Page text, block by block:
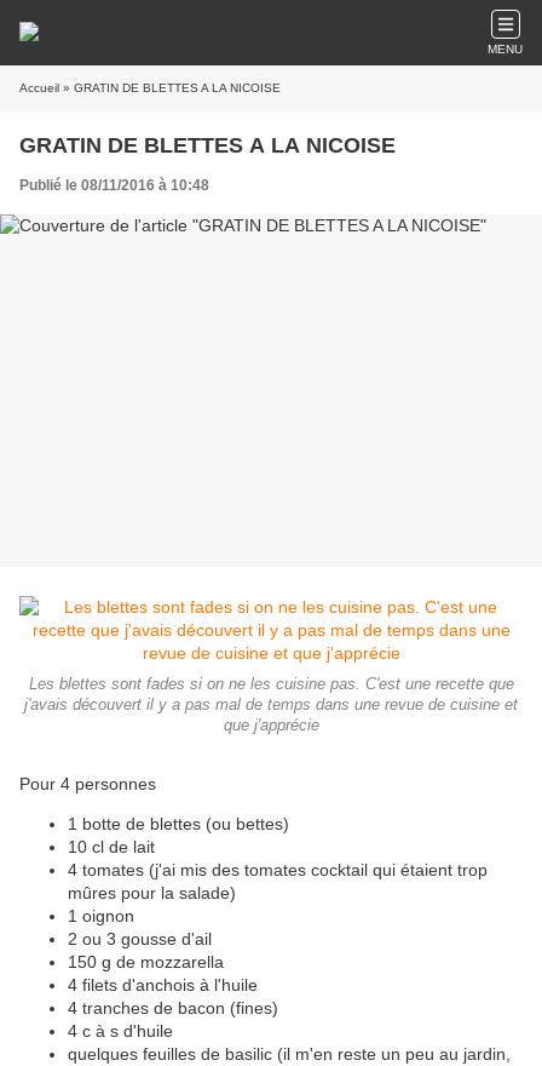
MENU
Accueil » GRATIN DE BLETTES A LA NICOISE
GRATIN DE BLETTES A LA NICOISE
Publié le 08/11/2016 à 10:48
Les blettes sont fades si on ne les cuisine pas. C'est une recette que
j'avais découvert il y a pas mal de temps dans une revue de cuisine et
que j'apprécie
Pour 4 personnes
1 botte de blettes (ou bettes)
10 cl de lait
4 tomates (j'ai mis des tomates cocktail qui étaient trop
mûres pour la salade)
1 oignon
2 ou 3 gousse d'ail
150 g de mozzarella
4 filets d'anchois à l'huile
4 tranches de bacon (fines)
4 c à s d'huile
quelques feuilles de basilic (il m'en reste un peu au jardin,